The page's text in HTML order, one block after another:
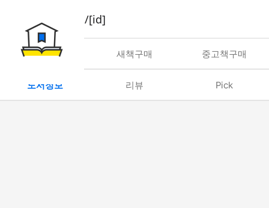
book/rent/[id]
대여 새책구매 중고책구매
도서정보 리뷰 Pick